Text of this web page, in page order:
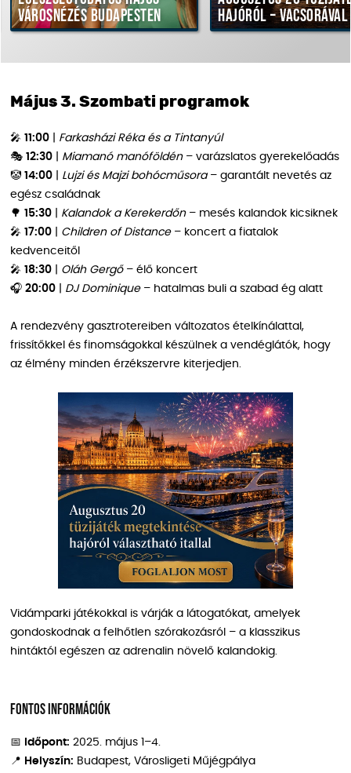
Budapesten
hajóról – vacsorával
Május 3. Szombati programok
🎤 11:00
Farkasházi Réka és a Tintanyúl
🎭 12:30 Miamanó manóföldén– varázslatos gyerekelőadás
🤡 14:00 Lujzi és Majzi bohócműsora– garantált nevetés az
egész családnak
🌳 15:30 Kalandok a Kerekerdőn– mesés kalandok kicsiknek
🎤 17:00 Children of Distance– koncert a fiatalok
kedvenceitől
🎤 18:30 Oláh Gergő– élő koncert
🎧 20:00 DJ Dominique– hatalmas buli a szabad ég alatt
A rendezvény gasztrotereiben változatos ételkínálattal,
frissítőkkel és finomságokkal készülnek a vendéglátók, hogy
az élmény minden érzékszervre kiterjedjen.
Vidámparki játékokkal is várják a látogatókat, amelyek
gondoskodnak a felhőtlen szórakozásról – a klasszikus
hintáktól egészen az adrenalin növelő kalandokig.
Fontos információk
📅 Időpont: 2025. május 1–4.
📍 Helyszín: Budapest, Városligeti Műjégpálya